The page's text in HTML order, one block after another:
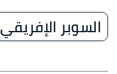
السوبر الإفريقي